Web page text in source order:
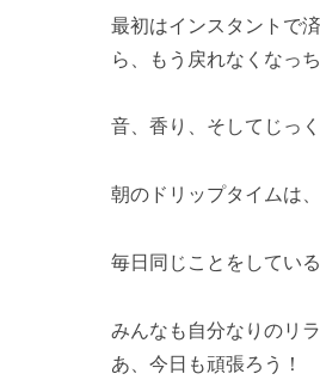
最初はインスタントで
ら、もう戻れなくなっ
音、香り、そしてじっ
朝のドリップタイムは
毎日同じことをしてい
みんなも自分なりのリ
あ、今日も頑張ろう！